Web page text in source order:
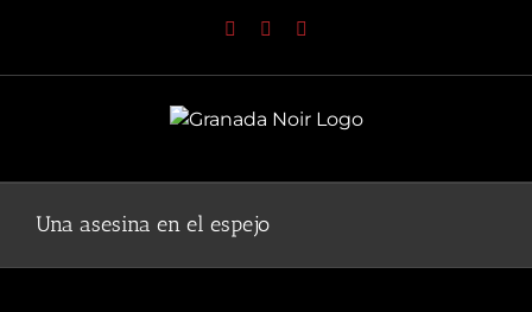
contenido
FacebookYouTube
Una asesina en el espejo